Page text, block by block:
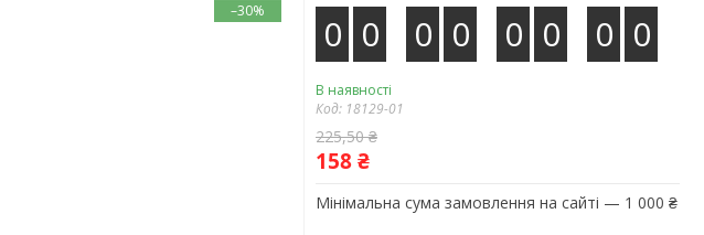
–30%
0 0 0 0 0 0 0 0
В наявності
Код: 18129-01
225,50 ₴
158 ₴
Мінімальна сума замовлення на сайті — 1 000 ₴